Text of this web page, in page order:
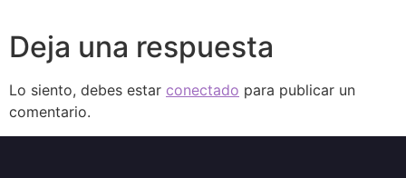
Deja una respuesta
Lo siento, debes estar conectado para publicar un
comentario.